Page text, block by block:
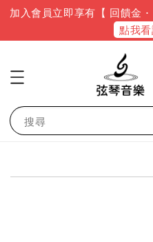
加入會員立即享有【 回饋金 ·
點我
搜尋